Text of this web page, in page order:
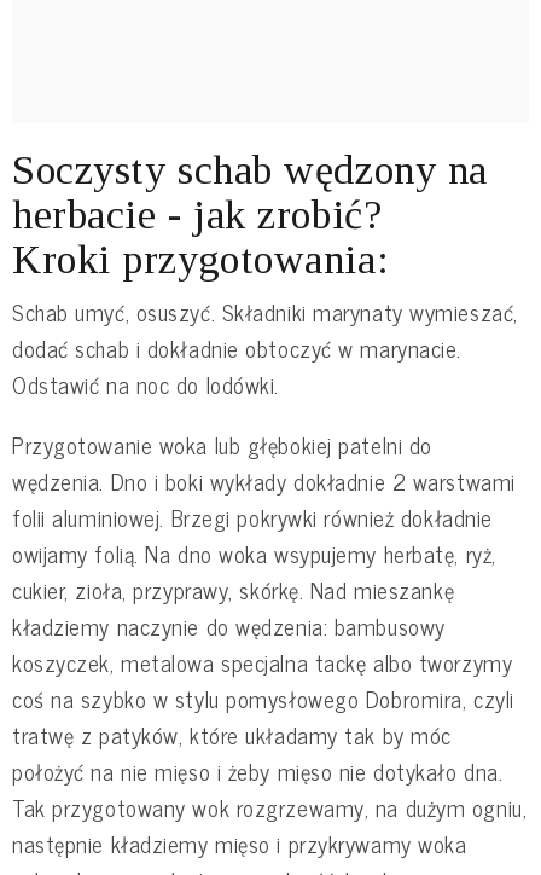
Soczysty schab wędzony na
herbacie - jak zrobić?
Kroki przygotowania:
Schab umyć, osuszyć. Składniki marynaty wymieszać,
dodać schab i dokładnie obtoczyć w marynacie.
Odstawić na noc do lodówki.
Przygotowanie woka lub głębokiej patelni do
wędzenia. Dno i boki wykłady dokładnie 2 warstwami
folii aluminiowej. Brzegi pokrywki również dokładnie
owijamy folią. Na dno woka wsypujemy herbatę, ryż,
cukier, zioła, przyprawy, skórkę. Nad mieszankę
kładziemy naczynie do wędzenia: bambusowy
koszyczek, metalowa specjalna tackę albo tworzymy
coś na szybko w stylu pomysłowego Dobromira, czyli
tratwę z patyków, które układamy tak by móc
położyć na nie mięso i żeby mięso nie dotykało dna.
Tak przygotowany wok rozgrzewamy, na dużym ogniu,
następnie kładziemy mięso i przykrywamy woka